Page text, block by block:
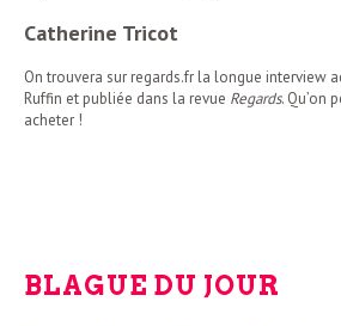
Catherine Tricot
On trouvera sur regards.fr la longue interview
Ruffin et publiée dans la revue Regards. Qu’on
acheter !
BLAGUE DU JOUR